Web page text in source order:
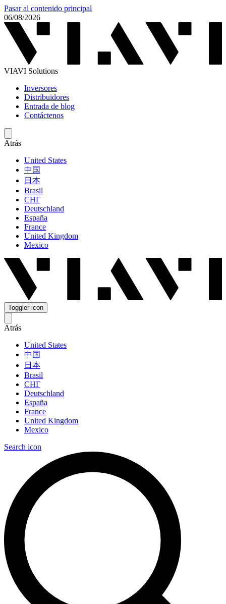
Pasar al contenido principal
06/08/2026
VIAVI Solutions
Inversores
Distribuidores
Entrada de blog
Contáctenos
Atrás
United States
中国
日本
Brasil
СНГ
Deutschland
España
France
United Kingdom
Mexico
Toggler icon
Atrás
United States
中国
日本
Brasil
СНГ
Deutschland
España
France
United Kingdom
Mexico
Search icon